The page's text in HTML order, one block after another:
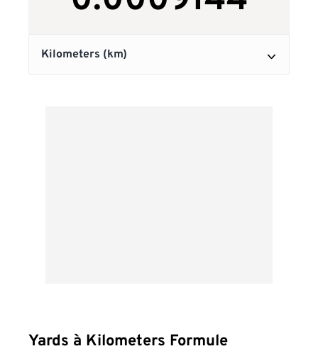
Yards à Kilometers Formule